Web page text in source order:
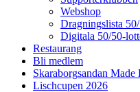
Webshop
Dragningslista
Digitala 50/50-
Restaurang
Bli medlem
Skaraborgsandan
Lischcupen 2026